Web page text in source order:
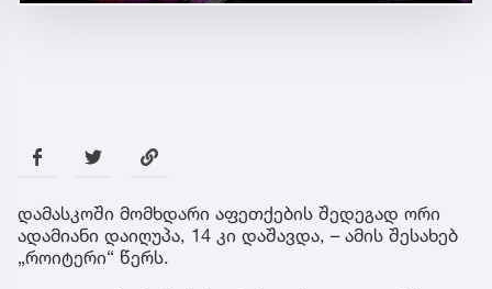
დამასკოში მომხდარი აფეთქების შედეგად ორი
ადამიანი დაიღუპა, 14 კი დაშავდა, – ამის შესახებ
„როიტერი“ წერს.